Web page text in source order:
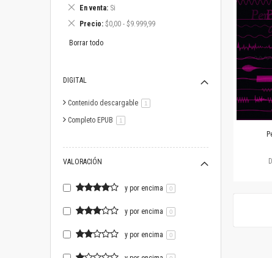
artículo
En venta Si
Eliminar
artículo
Precio $0,00 - $9.999,99
Eliminar
artículo
Borrar todo
DIGITAL
Contenido descargable 1
Completo EPUB 1
VALORACIÓN
y por encima 0
y por encima 0
y por encima 0